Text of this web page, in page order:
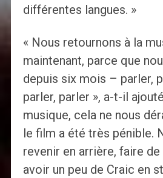
différentes langues. »
« Nous retournons à la
maintenant, parce que
depuis six mois – parler,
parler, parler », a-t-il
musique, cela ne nous
le film a été très pénible.
revenir en arrière, faire de
avoir un peu de Craic en